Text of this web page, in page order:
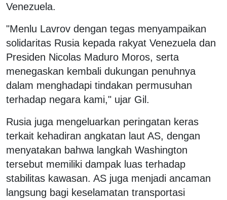
Venezuela.
"Menlu Lavrov dengan tegas menyampaikan
solidaritas Rusia kepada rakyat Venezuela dan
Presiden Nicolas Maduro Moros, serta
menegaskan kembali dukungan penuhnya
dalam menghadapi tindakan permusuhan
terhadap negara kami," ujar Gil.
Rusia juga mengeluarkan peringatan keras
terkait kehadiran angkatan laut AS, dengan
menyatakan bahwa langkah Washington
tersebut memiliki dampak luas terhadap
stabilitas kawasan. AS juga menjadi ancaman
langsung bagi keselamatan transportasi